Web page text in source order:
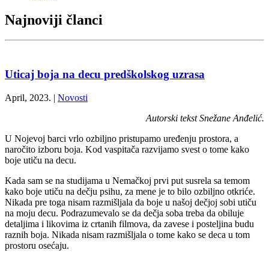
Najnoviji članci
Uticaj boja na decu predškolskog uzrasa
April, 2023. | Novosti
Autorski tekst Snežane Anđelić.
U Nojevoj barci vrlo ozbiljno pristupamo uređenju prostora, a
naročito izboru boja. Kod vaspitača razvijamo svest o tome kako
boje utiču na decu.
Kada sam se na studijama u Nemačkoj prvi put susrela sa temom
kako boje utiču na dečju psihu, za mene je to bilo ozbiljno otkriće.
Nikada pre toga nisam razmišljala da boje u našoj dečjoj sobi utiču
na moju decu. Podrazumevalo se da dečja soba treba da obiluje
detaljima i likovima iz crtanih filmova, da zavese i posteljina budu
raznih boja. Nikada nisam razmišljala o tome kako se deca u tom
prostoru osećaju.